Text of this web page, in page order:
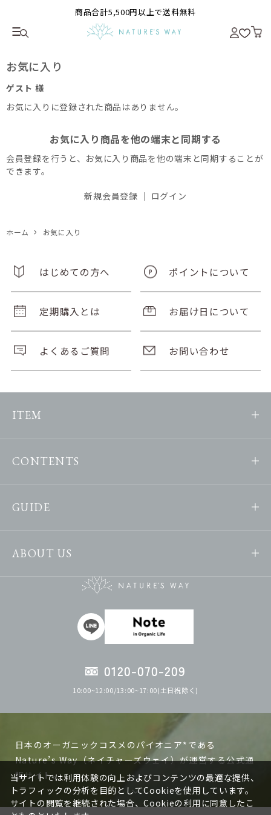
商品合計5,500円以上で送料無料
お気に入り
ゲスト 様
お気に入りに登録された商品はありません。
ホーム お気に入り
お気に入り商品を他の端末と同期する
会員登録を行うと、お気に入り商品を他の端末と同期することが
できます。
新規会員登録 ｜ ログイン
はじめての方へ ポイントについて
定期購入とは お届け日について
よくあるご質問 お問い合わせ
ITEM
CONTENTS
GUIDE
ABOUT US
0120-070-209
10:00~12:00/13:00~17:00(土日祝除く)
日本のオーガニックコスメのパイオニア*である
Nature’s Way（ネイチャーズウェイ）が運営する公式通
販サイト。
ネイチャーズウェイの製品は日本で作る、日本人の肌に
当サイトでは利用体験の向上およびコンテンツの最適な提供、
トラフィックの分析を目的としてCookieを使用しています。
サイトの閲覧を継続された場合、Cookieの利用に同意したこ